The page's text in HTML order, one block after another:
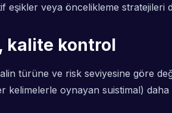
eşikler veya öncelikleme stratejileri
kalite kontrol
türüne ve risk seviyesine göre
kelimelerle oynayan suistimal)